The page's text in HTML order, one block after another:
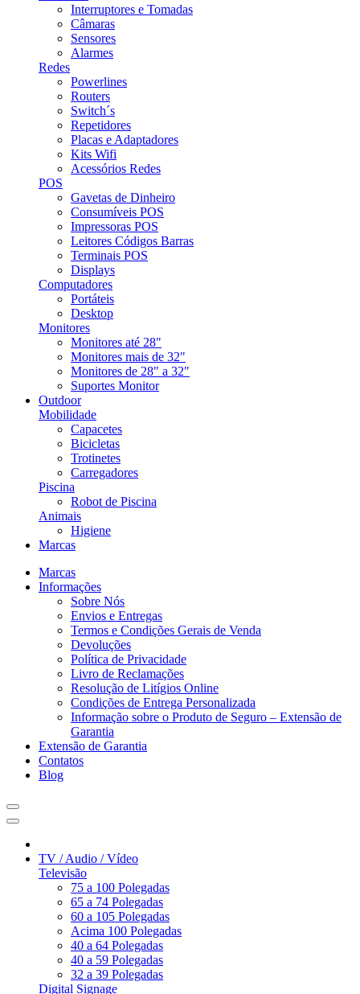
Interruptores e Tomadas
Câmaras
Sensores
Alarmes
Redes
Powerlines
Routers
Switch´s
Repetidores
Placas e Adaptadores
Kits Wifi
Acessórios Redes
POS
Gavetas de Dinheiro
Consumíveis POS
Impressoras POS
Leitores Códigos Barras
Terminais POS
Displays
Computadores
Portáteis
Desktop
Monitores
Monitores até 28"
Monitores mais de 32"
Monitores de 28" a 32"
Suportes Monitor
Outdoor
Mobilidade
Capacetes
Bicicletas
Trotinetes
Carregadores
Piscina
Robot de Piscina
Animais
Higiene
Marcas
Marcas
Informações
Sobre Nós
Envios e Entregas
Termos e Condições Gerais de Venda
Devoluções
Política de Privacidade
Livro de Reclamações
Resolução de Litígios Online
Condições de Entrega Personalizada
Informação sobre o Produto de Seguro – Extensão de
Garantia
Extensão de Garantia
Contatos
Blog
TV / Audio / Vídeo
Televisão
75 a 100 Polegadas
65 a 74 Polegadas
60 a 105 Polegadas
Acima 100 Polegadas
40 a 64 Polegadas
40 a 59 Polegadas
32 a 39 Polegadas
Digital Signage